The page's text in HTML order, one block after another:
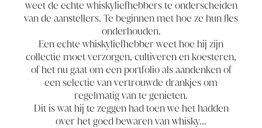
weet de echte whiskyliefhebbers te onderscheiden
van de aanstellers. Te beginnen met hoe ze hun fles
onderhouden.
Een echte whiskyliefhebber weet hoe hij zijn
collectie moet verzorgen, cultiveren en koesteren,
of het nu gaat om een portfolio als aandenken of
een selectie van vertrouwde drankjes om
regelmatig van te genieten.
Dit is wat hij te zeggen had toen we het hadden
over het goed bewaren van whisky...